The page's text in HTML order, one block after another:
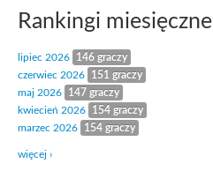
Rankingi miesięczne
lipiec 2026
146 graczy
czerwiec 2026
151 graczy
maj 2026
147 graczy
kwiecień 2026
154 graczy
marzec 2026
154 graczy
więcej ›